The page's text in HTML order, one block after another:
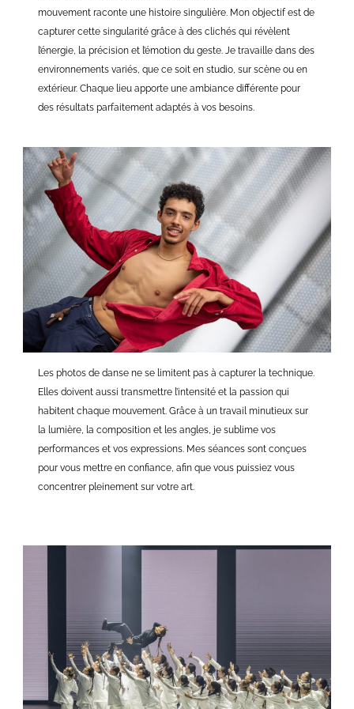
mouvement raconte une histoire singulière. Mon objectif est de
capturer cette singularité grâce à des clichés qui révèlent
l’énergie, la précision et l’émotion du geste. Je travaille dans des
environnements variés, que ce soit en studio, sur scène ou en
extérieur. Chaque lieu apporte une ambiance différente pour
des résultats parfaitement adaptés à vos besoins.
Les photos de danse ne se limitent pas à capturer la technique.
Elles doivent aussi transmettre l’intensité et la passion qui
habitent chaque mouvement. Grâce à un travail minutieux sur
la lumière, la composition et les angles, je sublime vos
performances et vos expressions. Mes séances sont conçues
pour vous mettre en confiance, afin que vous puissiez vous
concentrer pleinement sur votre art.